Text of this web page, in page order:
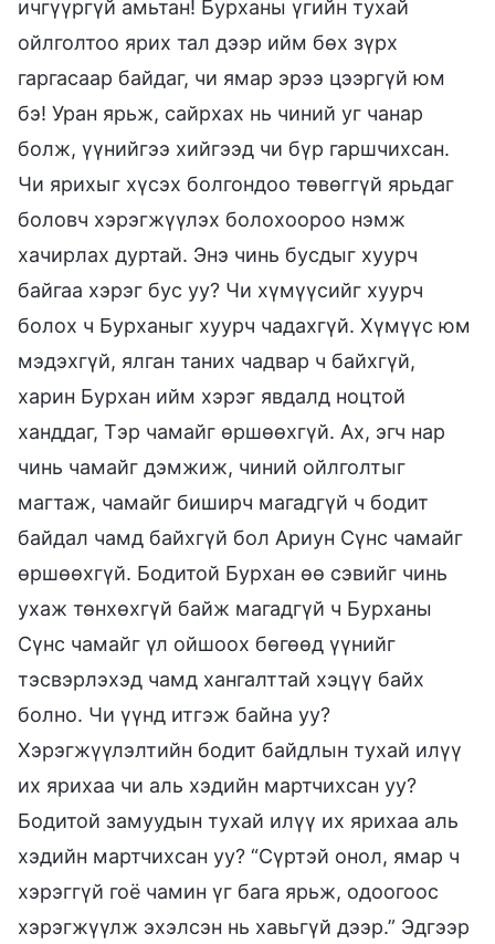
ичгүүргүй амьтан! Бурханы үгийн тухай
ойлголтоо ярих тал дээр ийм бөх зүрх
гаргасаар байдаг, чи ямар эрээ цээргүй юм
бэ! Уран ярьж, сайрхах нь чиний уг чанар
болж, үүнийгээ хийгээд чи бүр гаршчихсан.
Чи ярихыг хүсэх болгондоо төвөггүй ярьдаг
боловч хэрэгжүүлэх болохоороо нэмж
хачирлах дуртай. Энэ чинь бусдыг хуурч
байгаа хэрэг бус уу? Чи хүмүүсийг хуурч
болох ч Бурханыг хуурч чадахгүй. Хүмүүс юм
мэдэхгүй, ялган таних чадвар ч байхгүй,
харин Бурхан ийм хэрэг явдалд ноцтой
ханддаг, Тэр чамайг өршөөхгүй. Ах, эгч нар
чинь чамайг дэмжиж, чиний ойлголтыг
магтаж, чамайг биширч магадгүй ч бодит
байдал чамд байхгүй бол Ариун Сүнс чамайг
өршөөхгүй. Бодитой Бурхан өө сэвийг чинь
ухаж төнхөхгүй байж магадгүй ч Бурханы
Сүнс чамайг үл ойшоох бөгөөд үүнийг
тэсвэрлэхэд чамд хангалттай хэцүү байх
болно. Чи үүнд итгэж байна уу?
Хэрэгжүүлэлтийн бодит байдлын тухай илүү
их ярихаа чи аль хэдийн мартчихсан уу?
Бодитой замуудын тухай илүү их ярихаа аль
хэдийн мартчихсан уу? “Сүртэй онол, ямар ч
хэрэггүй гоё чамин үг бага ярьж, одоогоос
хэрэгжүүлж эхэлсэн нь хавьгүй дээр.” Эдгээр